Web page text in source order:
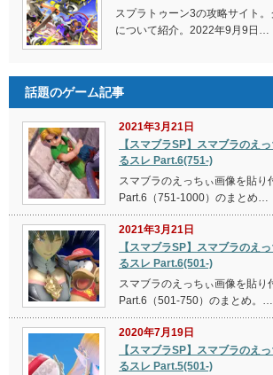
スプラトゥーン3の攻略サイト
について紹介。2022年9月9日…
話題のゲーム記事
2021年3月21日
【スマブラSP】スマブラのえ
るスレ Part.6(751-)
スマブラのえっちぃ画像を貼り
Part.6（751-1000）のまとめ…
2021年3月21日
【スマブラSP】スマブラのえ
るスレ Part.6(501-)
スマブラのえっちぃ画像を貼り
Part.6（501-750）のまとめ。…
2020年7月19日
【スマブラSP】スマブラのえ
るスレ Part.5(501-)